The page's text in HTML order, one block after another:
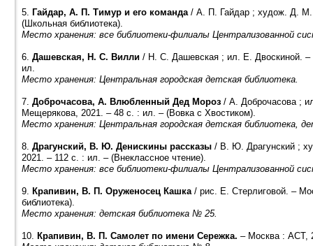
5. Гайдар, А. П. Тимур и его команда/ А. П. Гайдар ; худож. Д. М.
(Школьная библиотека).
Место хранения: все библиотеки-филиалы Централизованной
6.Дашевская, Н. С. Вилли / Н. С. Дашевская ; ил. Е. Двоскиной. –
ил.
Место хранения: Центральная городская детская библиотека.
7.Доброчасова, А. Влюбленный Дед Мороз / А. Доброчасова ;
Мещерякова, 2021. – 48 с. : ил. – (Вовка с Хвостиком).
Место хранения: Центральная городская детская библиотека,
8.Драгунский, В. Ю. Денискины рассказы / В. Ю. Драгунский ;
2021. – 112 с. : ил. – (Внеклассное чтение).
Место хранения: все библиотеки-филиалы Централизованной
9. Крапивин, В. П. Оруженосец Кашка/ рис. Е. Стерлиговой. –
библиотека).
Место хранения: детская библиотека № 25.
10. Крапивин, В. П. Самолет по имени Сережка. – Москва : АСТ,